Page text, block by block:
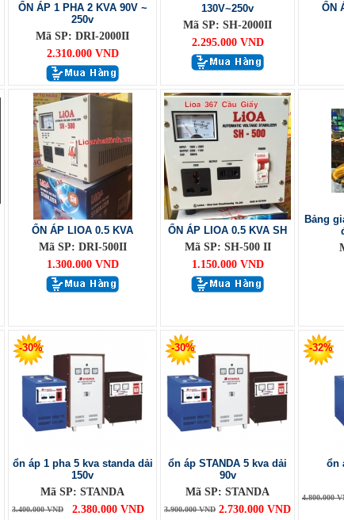
ỔN ÁP 1 PHA 2 KVA 90V ~
250v
Mã SP: DRI-2000II
2.310.000 VND
130V~250v
Mã SP: SH-2000II
2.295.000 VND
ỔN
ỔN ÁP LIOA 0.5 KVA
Mã SP: DRI-500II
1.300.000 VND
ỔN ÁP LIOA 0.5 KVA SH
Mã SP: SH-500 II
1.150.000 VND
Bảng
-30%
ổn áp 1 pha 5 kva standa dải
150v
Mã SP: STANDA
3.400.000 VND 2.380.000 VND
-30%
ổn áp STANDA 5 kva dải
90v
Mã SP: STANDA
3.900.000 VND 2.730.000 VND
-32%
ổn
4.800.000